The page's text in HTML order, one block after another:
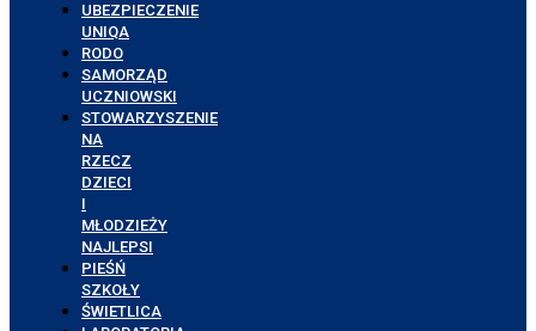
UBEZPIECZENIE
UNIQA
RODO
SAMORZĄD
UCZNIOWSKI
STOWARZYSZENIE
NA
RZECZ
DZIECI
I
MŁODZIEŻY
NAJLEPSI
PIEŚŃ
SZKOŁY
ŚWIETLICA